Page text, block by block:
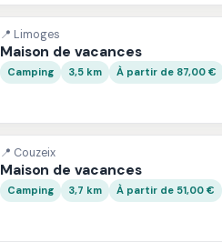
📍 Limoges
Maison de vacances
Camping 3,5 km À partir de 87,00 €
📍 Couzeix
Maison de vacances
Camping 3,7 km À partir de 51,00 €